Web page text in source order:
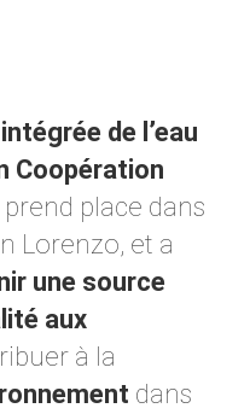
de l’eau
Coopération
prend place dans
Lorenzo, et a
une source
aux
à la
dans